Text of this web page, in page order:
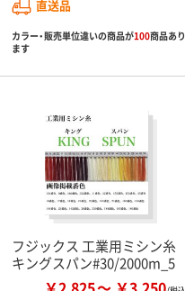
直送品
カラー・販売単位違いの商品が100商品あり
ます
フジックス 工業用ミシン糸
キングスパン#30/2000m_5